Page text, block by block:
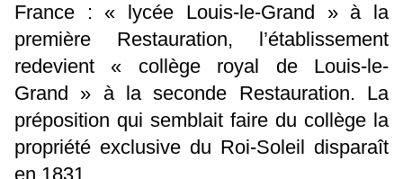
France : « lycée Louis-le-Grand » à la
première Restauration, l’établissement
redevient « collège royal de Louis-le-
Grand » à la seconde Restauration. La
préposition qui semblait faire du collège la
propriété exclusive du Roi-Soleil disparaît
en 1831.